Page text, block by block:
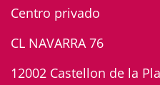
Centro privado
CL NAVARRA 76
12002 Castellon de la